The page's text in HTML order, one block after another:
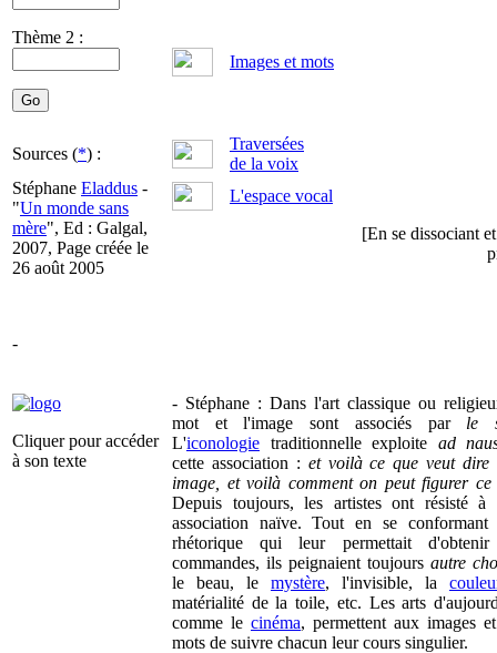
Thème 2 :
Images et mots
Sources (*) :
Traversées
de la voix
Stéphane Eladdus -
"Un monde sans
mère", Ed : Galgal,
2007, Page créée le
26 août 2005
-
L'espace vocal
[En se dissociant
Cliquer pour accéder
à son texte
- Stéphane : Dans l'art classique ou
mot et l'image sont associés par le
L'iconologie traditionnelle exploite ad
cette association : et voilà ce que veut dire
image, et voilà comment on peut figurer ce
Depuis toujours, les artistes ont résisté à
association naïve. Tout en se
rhétorique qui leur permettait d'obtenir
commandes, ils peignaient toujours autre
le beau, le mystère, l'invisible, la
matérialité de la toile, etc. Les arts
comme le cinéma, permettent aux images
mots de suivre chacun leur cours singulier.